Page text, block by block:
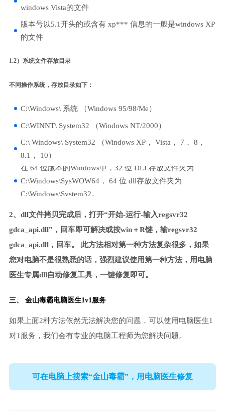
windows Vista的文件
版本号以5.1开头的或含有 xp*** 信息的一般是windows XP
的文件
1.2）系统文件存放目录
不同操作系统，存放目录如下：
C:\Windows\ 系统 （Windows 95/98/Me）
C:\WINNT\ System32 （Windows NT/2000）
C:\ Windows\ System32 （Windows XP， Vista， 7， 8，
8.1， 10）
在 64 位版本的Windows中，32 位 DLL存放文件夹为
C:\Windows\SysWOW64， 64 位 dll存放文件夹为
C:\Windows\System32。
2、dll文件拷贝完成后，打开“开始-运行-输入regsvr32
gdca_api.dll”，回车即可解决或按win＋R键，输regsvr32
gdca_api.dll，回车。 此方法相对第一种方法复杂很多，如果
您对电脑不是很熟悉的话，强烈建议使用第一种方法，用电脑
医生专属dll自动修复工具，一键修复即可。
三、 金山毒霸电脑医生1v1服务
如果上面2种方法依然无法解决您的问题，可以使用电脑医生1
对1服务，我们会有专业的电脑工程师为您解决问题。
可在电脑上搜索“金山毒霸”，用电脑医生修复